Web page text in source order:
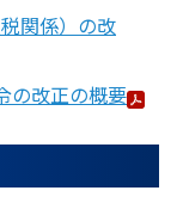
関係）の改
の改正の概要